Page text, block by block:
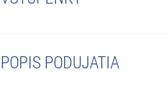
POPIS PODUJATIA